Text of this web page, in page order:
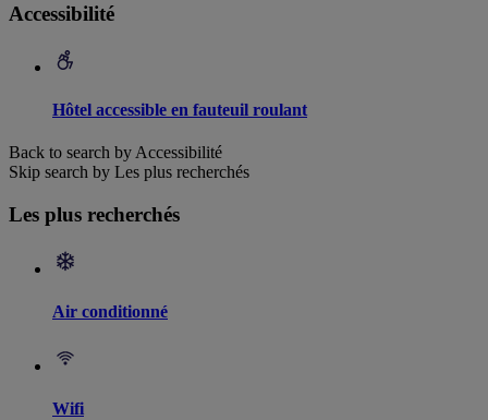
Accessibilité
Hôtel accessible en fauteuil roulant
Back to search by Accessibilité
Skip search by Les plus recherchés
Les plus recherchés
Air conditionné
Wifi